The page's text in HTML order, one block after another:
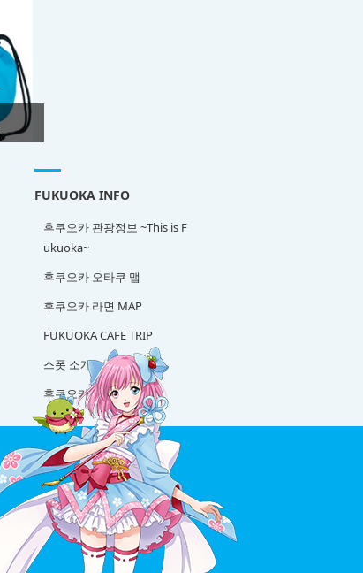
FUKUOKA INFO
후쿠오카 관광정보 ~This is F
ukuoka~
후쿠오카 오타쿠 맵
후쿠오카 라면 MAP
FUKUOKA CAFE TRIP
스폿 소개
후쿠오카 사케 탐방